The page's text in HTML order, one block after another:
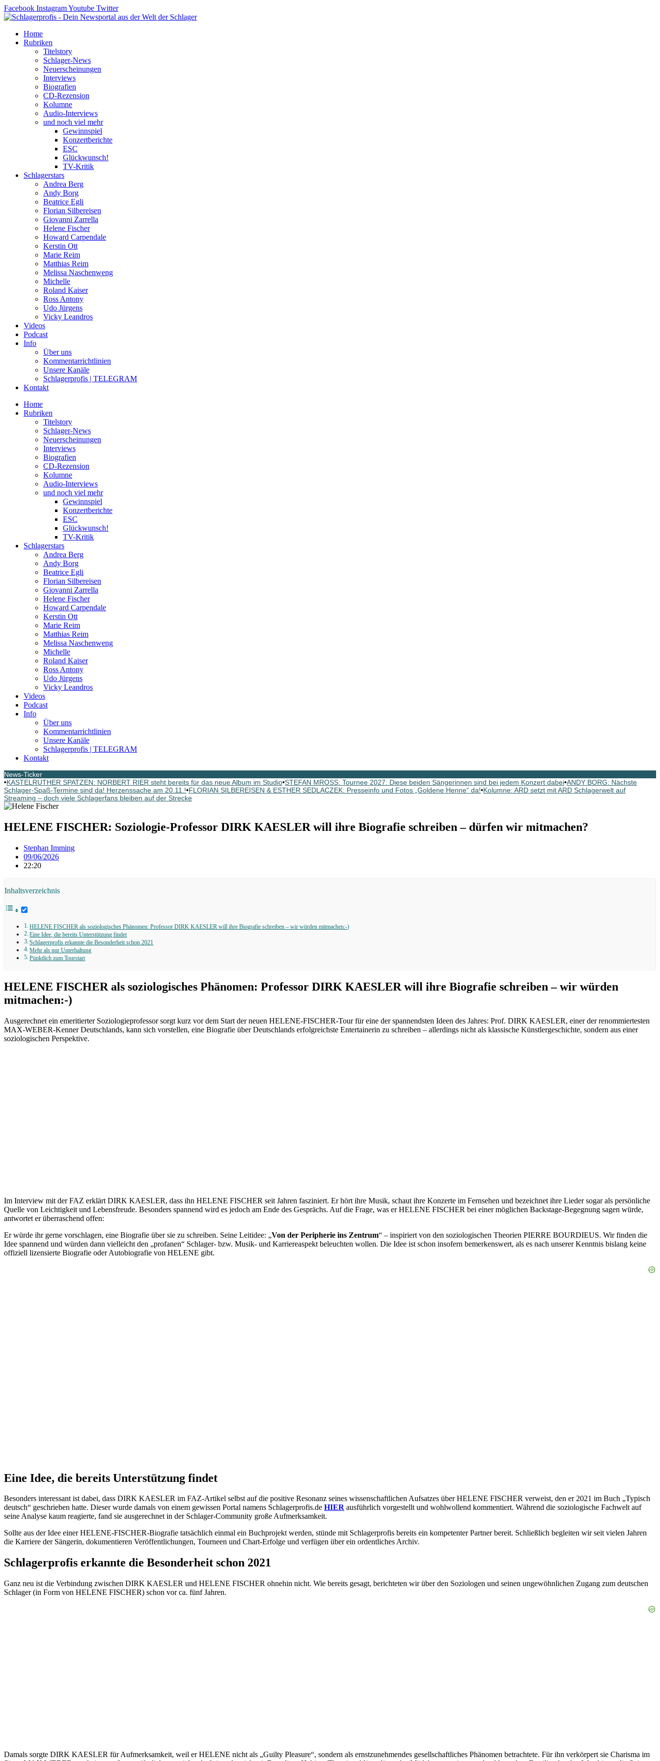
Zum
Inhalt
Facebook InstagramYoutube Twitter
Home
Rubriken
Titelstory
Schlager-News
Neuerscheinungen
Interviews
Biografien
CD-Rezension
Kolumne
Audio-Interviews
und noch viel mehr
Gewinnspiel
Konzertberichte
ESC
Glückwunsch!
TV-Kritik
Schlagerstars
Andrea Berg
Andy Borg
Beatrice Egli
Florian Silbereisen
Giovanni Zarrella
Helene Fischer
Howard Carpendale
Kerstin Ott
Marie Reim
Matthias Reim
Melissa Naschenweng
Michelle
Roland Kaiser
Ross Antony
Udo Jürgens
Vicky Leandros
Videos
Podcast
Info
Über uns
Kommentarrichtlinien
Unsere Kanäle
Schlagerprofis | TELEGRAM
Kontakt
Home
Rubriken
Titelstory
Schlager-News
Neuerscheinungen
Interviews
Biografien
CD-Rezension
Kolumne
Audio-Interviews
und noch viel mehr
Gewinnspiel
Konzertberichte
ESC
Glückwunsch!
TV-Kritik
Schlagerstars
Andrea Berg
Andy Borg
Beatrice Egli
Florian Silbereisen
Giovanni Zarrella
Helene Fischer
Howard Carpendale
Kerstin Ott
Marie Reim
Matthias Reim
Melissa Naschenweng
Michelle
Roland Kaiser
Ross Antony
Udo Jürgens
Vicky Leandros
Videos
Podcast
Info
Über uns
Kommentarrichtlinien
Unsere Kanäle
Schlagerprofis | TELEGRAM
Kontakt
News-Ticker
•KASTELRUTHER SPATZEN: NORBERT RIER steht bereits für das neue Album im Studio•STEFAN MROSS: Tournee 2027: Diese beiden Sängerinnen sind bei jedem Konzert dabei•ANDY BORG: Nächste
Schlager-Spaß-Termine sind da! Herzenssache am 20.11.!•FLORIAN SILBEREISEN & ESTHER SEDLACZEK: Presseinfo und Fotos „Goldene Henne“ da!•Kolumne: ARD setzt mit ARD Schlagerwelt auf
Streaming – doch viele Schlagerfans bleiben auf der Strecke
HELENE FISCHER: Soziologie-Professor DIRK KAESLER will ihre Biografie schreiben – dürfen wir mitmachen?
Stephan Imming
09/06/2026
22:20
Inhaltsverzeichnis
HELENE FISCHER als soziologisches Phänomen: Professor DIRK KAESLER will ihre Biografie schreiben – wir würden mitmachen:-)
Eine Idee, die bereits Unterstützung findet
Schlagerprofis erkannte die Besonderheit schon 2021
Mehr als nur Unterhaltung
Pünktlich zum Tourstart
HELENE FISCHER als soziologisches Phänomen: Professor DIRK KAESLER will ihre Biografie schreiben – wir würden
mitmachen:-)
Ausgerechnet ein emeritierter Soziologieprofessor sorgt kurz vor dem Start der neuen HELENE-FISCHER-Tour für eine der spannendsten Ideen des Jahres: Prof. DIRK KAESLER, einer der renommiertesten
MAX-WEBER-Kenner Deutschlands, kann sich vorstellen, eine Biografie über Deutschlands erfolgreichste Entertainerin zu schreiben – allerdings nicht als klassische Künstlergeschichte, sondern aus einer
soziologischen Perspektive.
Im Interview mit der FAZ erklärt DIRK KAESLER, dass ihn HELENE FISCHER seit Jahren fasziniert. Er hört ihre Musik, schaut ihre Konzerte im Fernsehen und bezeichnet ihre Lieder sogar als persönliche
Quelle von Leichtigkeit und Lebensfreude. Besonders spannend wird es jedoch am Ende des Gesprächs. Auf die Frage, was er HELENE FISCHER bei einer möglichen Backstage-Begegnung sagen würde,
antwortet er überraschend offen:
Er würde ihr gerne vorschlagen, eine Biografie über sie zu schreiben. Seine Leitidee: „Von der Peripherie ins Zentrum“ – inspiriert von den soziologischen Theorien PIERRE BOURDIEUS. Wir finden die
Idee spannend und würden dann vielleicht den „profanen“ Schlager- bzw. Musik- und Karriereaspekt beleuchten wollen. Die Idee ist schon insofern bemerkenswert, als es nach unserer Kenntnis bislang keine
offiziell lizensierte Biografie oder Autobiografie von HELENE gibt.
Eine Idee, die bereits Unterstützung findet
Besonders interessant ist dabei, dass DIRK KAESLER im FAZ-Artikel selbst auf die positive Resonanz seines wissenschaftlichen Aufsatzes über HELENE FISCHER verweist, den er 2021 im Buch „Typisch
deutsch“ geschrieben hatte. Dieser wurde damals von einem gewissen Portal namens Schlagerprofis.de HIER ausführlich vorgestellt und wohlwollend kommentiert. Während die soziologische Fachwelt auf
seine Analyse kaum reagierte, fand sie ausgerechnet in der Schlager-Community große Aufmerksamkeit.
Sollte aus der Idee einer HELENE-FISCHER-Biografie tatsächlich einmal ein Buchprojekt werden, stünde mit Schlagerprofis bereits ein kompetenter Partner bereit. Schließlich begleiten wir seit vielen Jahren
die Karriere der Sängerin, dokumentieren Veröffentlichungen, Tourneen und Chart-Erfolge und verfügen über ein ordentliches Archiv.
Schlagerprofis erkannte die Besonderheit schon 2021
Ganz neu ist die Verbindung zwischen DIRK KAESLER und HELENE FISCHER ohnehin nicht. Wie bereits gesagt, berichteten wir über den Soziologen und seinen ungewöhnlichen Zugang zum deutschen
Schlager (in Form von HELENE FISCHER) schon vor ca. fünf Jahren.
Damals sorgte DIRK KAESLER für Aufmerksamkeit, weil er HELENE nicht als „Guilty Pleasure“, sondern als ernstzunehmendes gesellschaftliches Phänomen betrachtete. Für ihn verkörpert sie Charisma im